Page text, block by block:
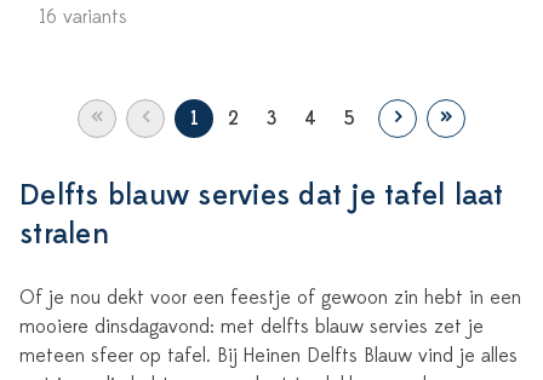
16 variants
« ‹ 1 2 3 4 5 › »
Delfts blauw servies dat je tafel laat
stralen
Of je nou dekt voor een feestje of gewoon zin hebt in een
mooiere dinsdagavond: met delfts blauw servies zet je
meteen sfeer op tafel. Bij Heinen Delfts Blauw vind je alles